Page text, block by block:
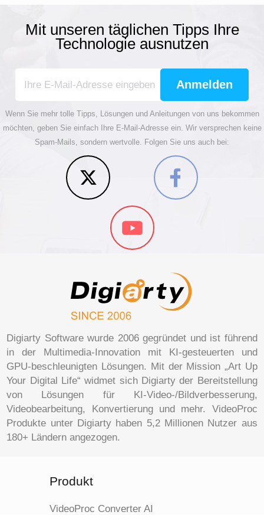
Mit unseren täglichen Tipps Ihre
Technologie ausnutzen
Anmelden
Wenn Sie mehr tolle Tipps, Lösungen und Anleitungen von uns bekommen
möchten, geben Sie einfach Ihre E-Mail-Adresse ein. Wir versprechen keine
Spam-Mails, sondern wertvolle. Folgen Sie uns auch bei:
Digiarty Software wurde 2006 gegründet und ist führend
in der Multimedia-Innovation mit KI-gesteuerten und
GPU-beschleunigten Lösungen. Mit der Mission „Art Up
Your Digital Life“ widmet sich Digiarty der Bereitstellung
von Lösungen für KI-Video-/Bildverbesserung,
Videobearbeitung, Konvertierung und mehr. VideoProc
Produkte unter Digiarty haben 5,2 Millionen Nutzer aus
180+ Ländern angezogen.
Produkt
VideoProc Converter AI